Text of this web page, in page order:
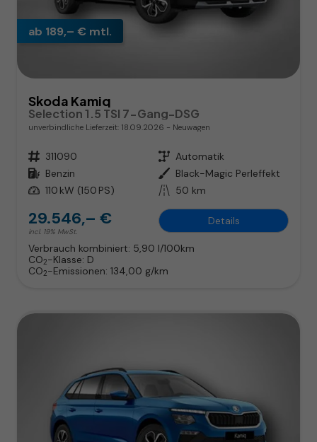
ab 189,– € mtl.
Skoda Kamiq
Selection 1.5 TSI 7-Gang-DSG
unverbindliche Lieferzeit: 18.09.2026 Neuwagen
Fahrzeugnr. 311090 Getriebe Automatik
Kraftstoff Benzin Außenfarbe Black-Magic Perleffekt
Leistung 110 kW (150 PS) Kilometerstand 50 km
29.546,– €
incl. 19% MwSt.
Details
Verbrauch kombiniert: 5,90 l/100km
CO2-Klasse: D
CO2-Emissionen: 134,00 g/km